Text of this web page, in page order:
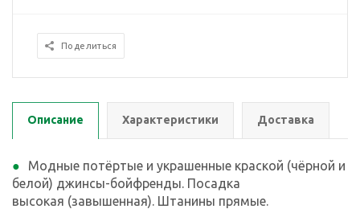
Поделиться
Описание Характеристики Доставка
Модные потёртые и украшенные краской (чёрной и
белой) джинсы-бойфренды. Посадка
высокая (завышенная). Штанины прямые.